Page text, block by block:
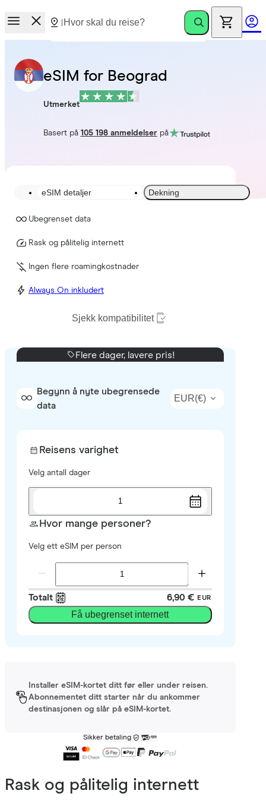
eSIM for Beograd
Utmerket
Basert på 105 198 anmeldelserpå
eSIM detaljer Dekning
Ubegrenset data
Rask og pålitelig internett
Ingen flere roamingkostnader
Always On inkludert
Sjekk kompatibilitet
Flere dager, lavere pris!
Begynn å nyte ubegrensede
data
EUR(€)
Reisens varighet
Velg antall dager
1
Hvor mange personer?
Velg ett eSIM per person
Totalt 6,90 € EUR
Få ubegrenset internett
Installer eSIM-kortet ditt før eller under reisen.
Abonnementet ditt starter når du ankommer
destinasjonen og slår på eSIM-kortet.
Sikker betaling
Rask og pålitelig internett